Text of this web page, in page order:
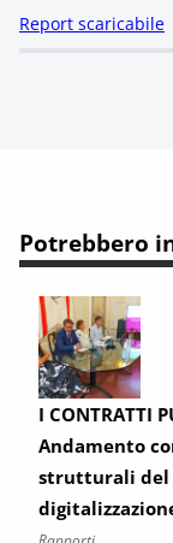
Report scaricabile
Potrebbero
I CONTRATTI
Andamento
strutturali del